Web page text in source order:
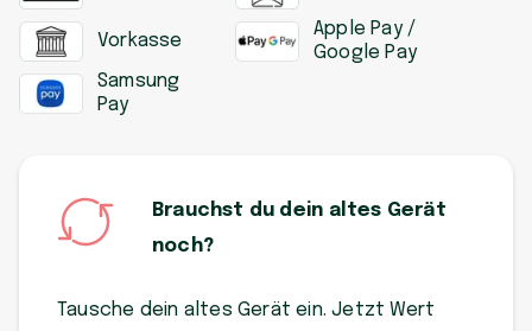
Vorkasse
Apple Pay /
Google Pay
Samsung
Pay
Brauchst du dein altes Gerät
noch?
Tausche dein altes Gerät ein. Jetzt Wert